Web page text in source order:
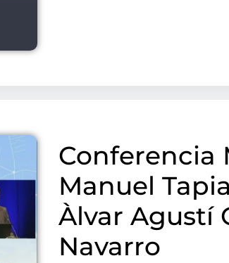
Conferencia
Manuel
Àlvar Agustí
Navarro